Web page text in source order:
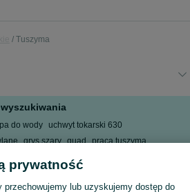
Tuszyma
do wody
uchwyt tokarski 630
grys szary quad praca tuszyma
prywatność
przechowujemy lub uzyskujemy dostęp do